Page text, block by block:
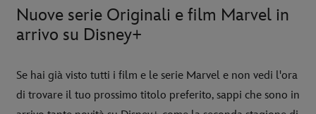
Nuove serie Originali e film Marvel in
arrivo su Disney+
Se hai già visto tutti i film e le serie Marvel e non vedi l'ora
di trovare il tuo prossimo titolo preferito, sappi che sono in